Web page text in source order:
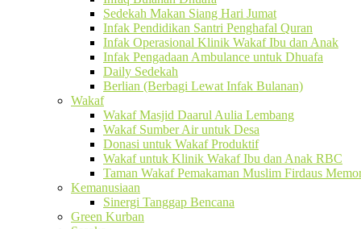
Sedekah Makan Siang Hari Jumat
Infak Pendidikan Santri Penghafal Quran
Infak Operasional Klinik Wakaf Ibu dan Anak
Infak Pengadaan Ambulance untuk Dhuafa
Daily Sedekah
Berlian (Berbagi Lewat Infak Bulanan)
Wakaf
Wakaf Masjid Daarul Aulia Lembang
Wakaf Sumber Air untuk Desa
Donasi untuk Wakaf Produktif
Wakaf untuk Klinik Wakaf Ibu dan Anak RBC
Taman Wakaf Pemakaman Muslim Firdaus
Kemanusiaan
Sinergi Tanggap Bencana
Green Kurban